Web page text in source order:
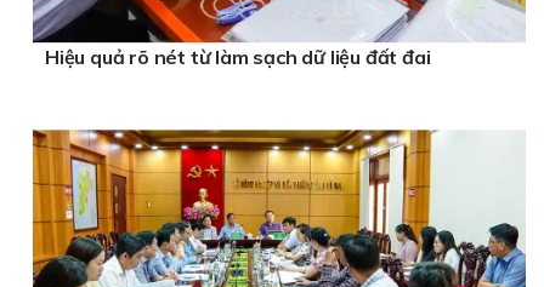
Hiệu quả rõ nét từ làm sạch dữ liệu đất đai